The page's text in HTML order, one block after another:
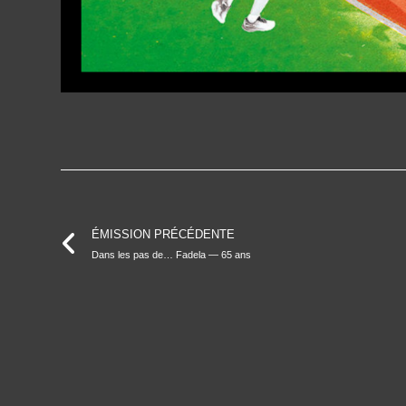
ÉMISSION PRÉCÉDENTE
Dans les pas de… Fadela — 65 ans